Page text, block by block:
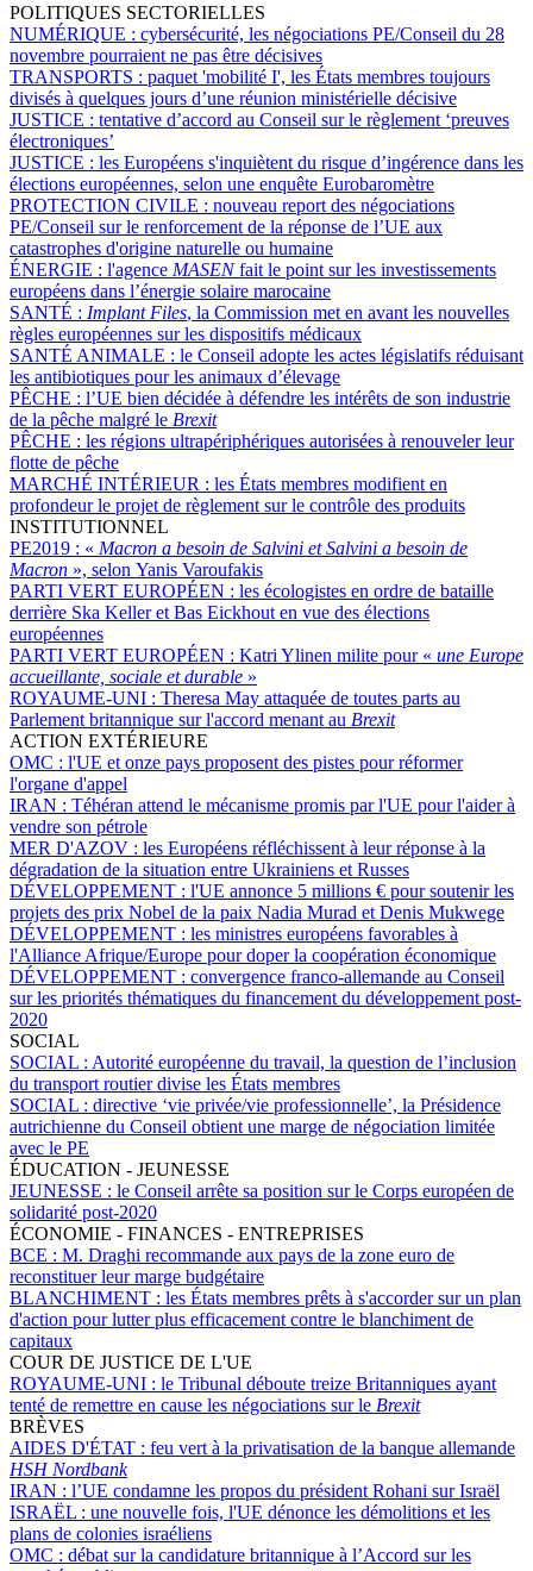
POLITIQUES SECTORIELLES
NUMÉRIQUE : cybersécurité, les négociations PE/Conseil du 28
novembre pourraient ne pas être décisives
TRANSPORTS : paquet 'mobilité I', les États membres toujours
divisés à quelques jours d’une réunion ministérielle décisive
JUSTICE : tentative d’accord au Conseil sur le règlement ‘preuves
électroniques’
JUSTICE : les Européens s'inquiètent du risque d’ingérence dans les
élections européennes, selon une enquête Eurobaromètre
PROTECTION CIVILE : nouveau report des négociations
PE/Conseil sur le renforcement de la réponse de l’UE aux
catastrophes d'origine naturelle ou humaine
ÉNERGIE : l'agence MASENfait le point sur les investissements
européens dans l’énergie solaire marocaine
SANTÉ : Implant Files, la Commission met en avant les nouvelles
règles européennes sur les dispositifs médicaux
SANTÉ ANIMALE : le Conseil adopte les actes législatifs réduisant
les antibiotiques pour les animaux d’élevage
PÊCHE : l’UE bien décidée à défendre les intérêts de son industrie
de la pêche malgré le Brexit
PÊCHE : les régions ultrapériphériques autorisées à renouveler leur
flotte de pêche
MARCHÉ INTÉRIEUR : les États membres modifient en
profondeur le projet de règlement sur le contrôle des produits
INSTITUTIONNEL
PE2019 : « Macron a besoin de Salvini et Salvini a besoin de
Macron », selon Yanis Varoufakis
PARTI VERT EUROPÉEN : les écologistes en ordre de bataille
derrière Ska Keller et Bas Eickhout en vue des élections
européennes
PARTI VERT EUROPÉEN : Katri Ylinen milite pour « une Europe
accueillante, sociale et durable »
ROYAUME-UNI : Theresa May attaquée de toutes parts au
Parlement britannique sur l'accord menant au Brexit
ACTION EXTÉRIEURE
OMC : l'UE et onze pays proposent des pistes pour réformer
l'organe d'appel
IRAN : Téhéran attend le mécanisme promis par l'UE pour l'aider à
vendre son pétrole
MER D'AZOV : les Européens réfléchissent à leur réponse à la
dégradation de la situation entre Ukrainiens et Russes
DÉVELOPPEMENT : l'UE annonce 5 millions € pour soutenir les
projets des prix Nobel de la paix Nadia Murad et Denis Mukwege
DÉVELOPPEMENT : les ministres européens favorables à
l'Alliance Afrique/Europe pour doper la coopération économique
DÉVELOPPEMENT : convergence franco-allemande au Conseil
sur les priorités thématiques du financement du développement post-
2020
SOCIAL
SOCIAL : Autorité européenne du travail, la question de l’inclusion
du transport routier divise les États membres
SOCIAL : directive ‘vie privée/vie professionnelle’, la Présidence
autrichienne du Conseil obtient une marge de négociation limitée
avec le PE
ÉDUCATION - JEUNESSE
JEUNESSE : le Conseil arrête sa position sur le Corps européen de
solidarité post-2020
ÉCONOMIE - FINANCES - ENTREPRISES
BCE : M. Draghi recommande aux pays de la zone euro de
reconstituer leur marge budgétaire
BLANCHIMENT : les États membres prêts à s'accorder sur un plan
d'action pour lutter plus efficacement contre le blanchiment de
capitaux
COUR DE JUSTICE DE L'UE
ROYAUME-UNI : le Tribunal déboute treize Britanniques ayant
tenté de remettre en cause les négociations sur le Brexit
BRÈVES
AIDES D'ÉTAT : feu vert à la privatisation de la banque allemande
HSH Nordbank
IRAN : l’UE condamne les propos du président Rohani sur Israël
ISRAËL : une nouvelle fois, l'UE dénonce les démolitions et les
plans de colonies israéliens
OMC : débat sur la candidature britannique à l’Accord sur les